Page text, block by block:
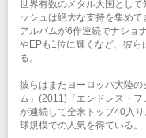
企画・制作：クリエイティブ
協力： Ward Records
こちらよりご確認ください
注意事項
※公演の延期、中止以外での払
※未就学児(6歳未満)のご入場を
トクーポン(STANDING)」 のご
INFO
クリエイティブマン：03-3499-
世界有数のメタル大国とし
ッシュは絶大な支持を集め
アルバムが6作連続でナショ
やEPも1位に輝くなど、彼
る。
彼らはまたヨーロッパ大陸
ム』(2011)『エンドレス・
が連続して全米トップ40入
球規模での人気を得ている。